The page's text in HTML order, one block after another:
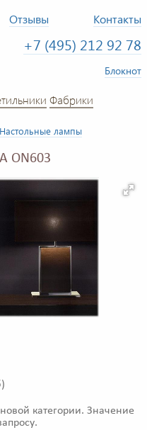
Отзывы Контакты
+7 (495) 212 92 78
Блокнот
Фабрики
Настольные лампы
ON603
категории. Значение